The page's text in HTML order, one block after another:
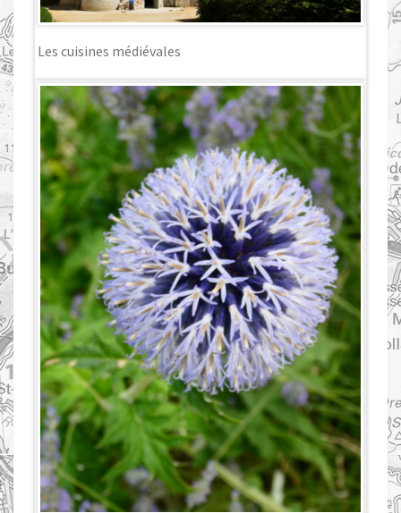
Les cuisines médiévales